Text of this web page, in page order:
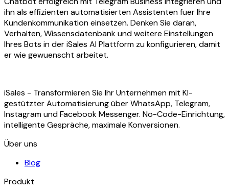
ihn als effizienten automatisierten Assistenten fuer Ihre
Kundenkommunikation einsetzen. Denken Sie daran,
Verhalten, Wissensdatenbank und weitere Einstellungen
Ihres Bots in der iSales AI Plattform zu konfigurieren, damit
er wie gewuenscht arbeitet.
iSales - Transformieren Sie Ihr Unternehmen mit KI-
gestützter Automatisierung über WhatsApp, Telegram,
Instagram und Facebook Messenger. No-Code-Einrichtung,
intelligente Gespräche, maximale Konversionen.
Über uns
Blog
Produkt